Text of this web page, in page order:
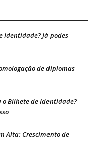
Identidade? Já podes
de diplomas
o Bilhete de Identidade?
Alta: Crescimento de